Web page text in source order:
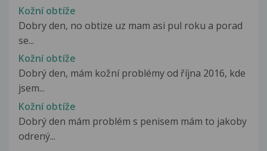
Kožní obtíže
Dobry den, no obtize uz mam asi pul roku a porad
se...
Kožní obtíže
Dobrý den, mám kožní problémy od října 2016, kde
jsem...
Kožní obtíže
Dobrý den mám problém s penisem mám to jakoby
odrený...